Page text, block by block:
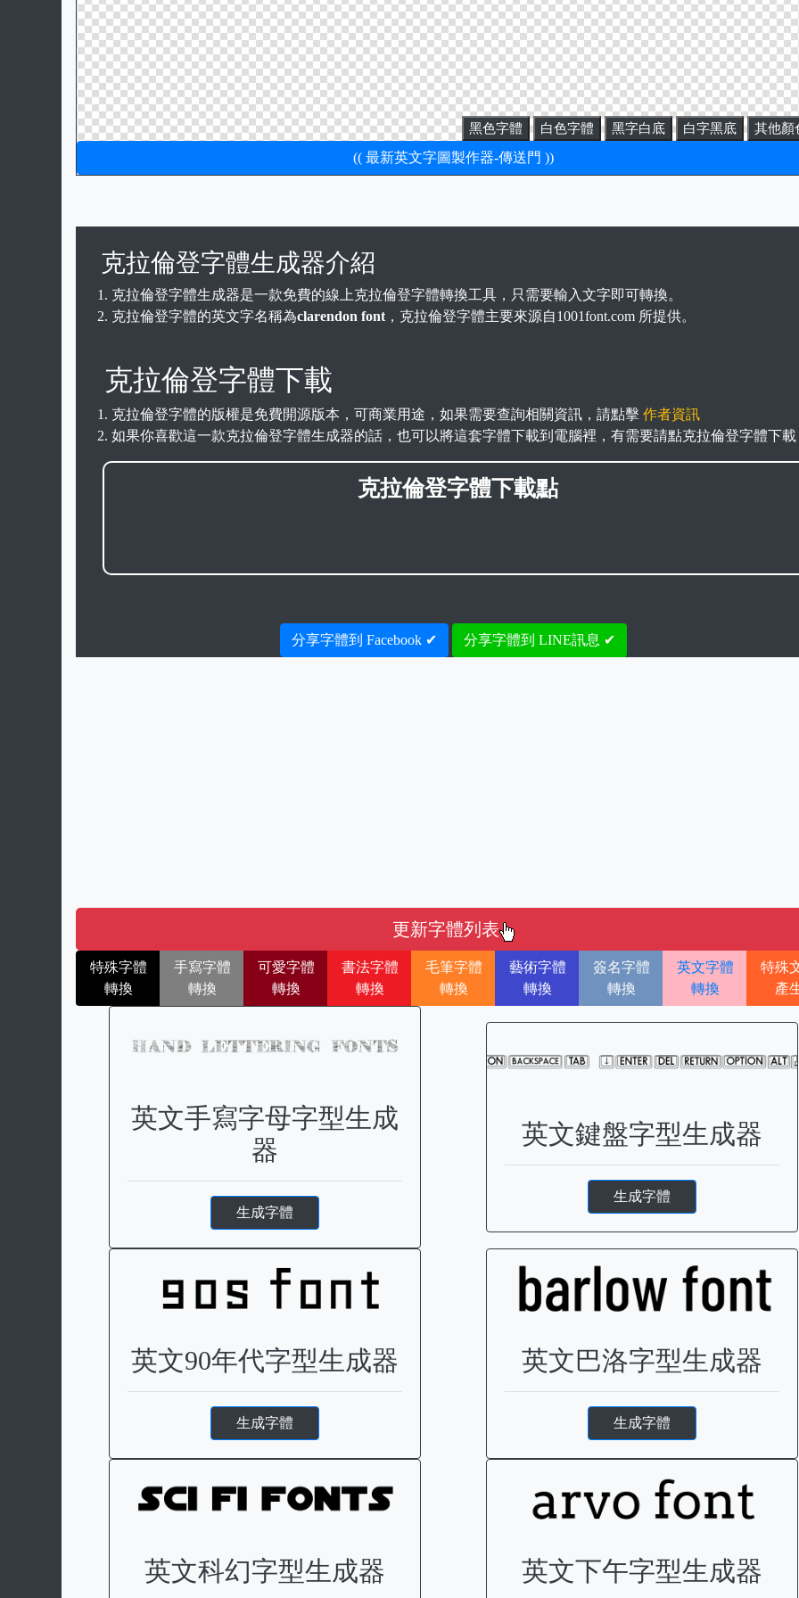
黑色字體 白色字體 黑字白底 白字黑底 其他
(( 最新英文字圖製作器-傳送門 ))
克拉倫登字體生成器介紹
克拉倫登字體生成器是一款免費的線上克拉倫登字體轉換工具，只需要輸入文字即可轉換。
克拉倫登字體的英文字名稱為clarendon font ，克拉倫登字體主要來源自1001font.com 所提供。
克拉倫登字體下載
克拉倫登字體的版權是免費開源版本，可商業用途，如果需要查詢相關資訊，請點擊作者資訊
如果你喜歡這一款克拉倫登字體生成器的話，也可以將這套字體下載到電腦裡，有需要請點克拉倫登字體下載
克拉倫登字體下載點
分享字體到 Facebook ✔ 分享字體到 LINE訊息 ✔
更新字體列表
特殊字體
轉換
手寫字體
轉換
可愛字體
轉換
書法字體
轉換
毛筆字體
轉換
藝術字體
轉換
簽名字體
轉換
英文字體
轉換
特殊
產
英文手寫字母字型生成
器
生成字體
英文鍵盤字型生成器
生成字體
英文90年代字型生成器
生成字體
英文巴洛字型生成器
生成字體
英文科幻字型生成器 英文下午字型生成器